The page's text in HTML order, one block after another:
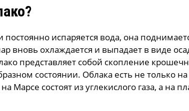
постоянно испаряется вода, она
вновь охлаждается и выпадает в виде
представляет собой скопление
состоянии. Облака есть не только
Марсе состоят из углекислого газа, а на